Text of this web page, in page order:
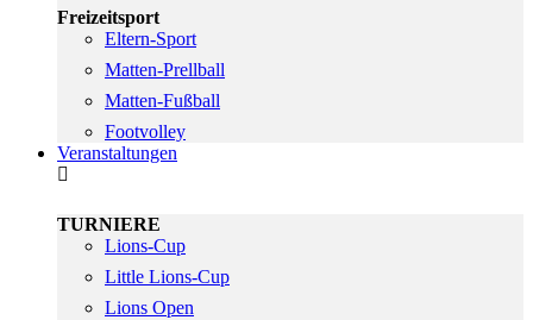
Freizeitsport
Eltern-Sport
Matten-Prellball
Matten-Fußball
Footvolley
Veranstaltungen
TURNIERE
Lions-Cup
Little Lions-Cup
Lions Open